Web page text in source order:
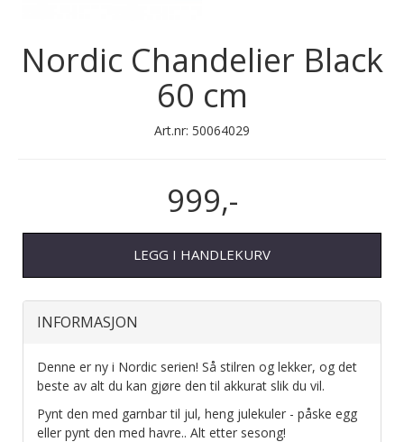
Nordic Chandelier Black
60 cm
Art.nr: 50064029
999,-
LEGG I HANDLEKURV
INFORMASJON
Denne er ny i Nordic serien! Så stilren og lekker, og det
beste av alt du kan gjøre den til akkurat slik du vil.
Pynt den med garnbar til jul, heng julekuler - påske egg
eller pynt den med havre.. Alt etter sesong!